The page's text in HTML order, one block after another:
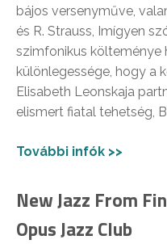
bájos versenyműve,
és R. Strauss, Imígyen
szimfonikus költeménye
különlegessége, hogy a
Elisabeth Leonskaja
elismert fiatal tehetség,
További infók >>
New Jazz From
Opus Jazz Club